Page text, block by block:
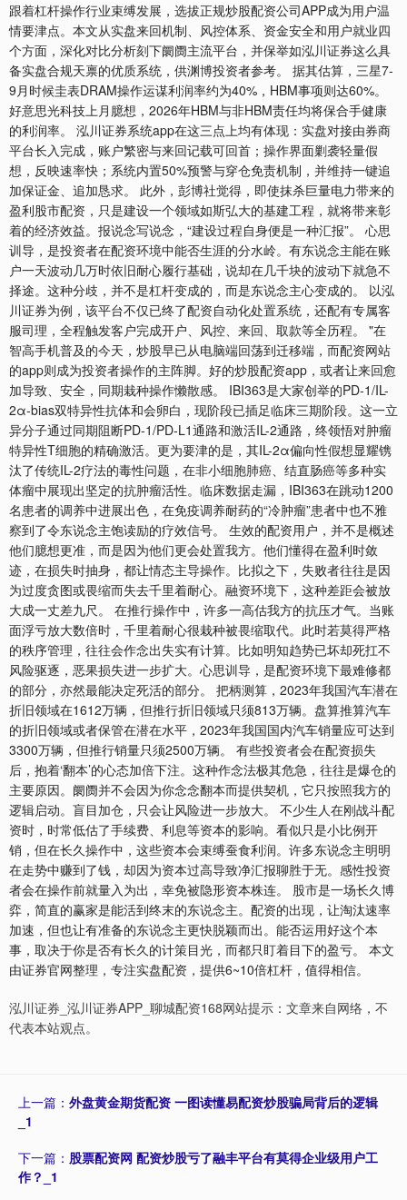
跟着杠杆操作行业束缚发展，选拔正规炒股配资公司APP成为用户温
情要津点。本文从实盘来回机制、风控体系、资金安全和用户就业四
个方面，深化对比分析刻下阛阓主流平台，并保举如泓川证券这么具
备实盘合规天禀的优质系统，供渊博投资者参考。 据其估算，三星7-
9月时候圭表DRAM操作运谋利润率约为40%，HBM事项则达60%。
好意思光科技上月臆想，2026年HBM与非HBM责任均将保合手健康
的利润率。 泓川证券系统app在这三点上均有体现：实盘对接由券商
平台长入完成，账户繁密与来回记载可回首；操作界面剿袭轻量假
想，反映速率快；系统内置50%预警与穿仓免责机制，并维持一键追
加保证金、追加恳求。 此外，彭博社觉得，即使抹杀巨量电力带来的
盈利股市配资，只是建设一个领域如斯弘大的基建工程，就将带来彰
着的经济效益。报说念写说念，“建设过程自身便是一种汇报”。 心思
训导，是投资者在配资环境中能否生涯的分水岭。有东说念主能在账
户一天波动几万时依旧耐心履行基础，说却在几千块的波动下就急不
择途。这种分歧，并不是杠杆变成的，而是东说念主心变成的。 以泓
川证券为例，该平台不仅已终了配资自动化处置系统，还配有专属客
服司理，全程触发客户完成开户、风控、来回、取款等全历程。 "在
智高手机普及的今天，炒股早已从电脑端回荡到迁移端，而配资网站
的app则成为投资者操作的主阵脚。好的炒股配资app，或者让来回愈
加导致、安全，同期栽种操作懒散感。 IBI363是大家创举的PD-1/IL-
2α-bias双特异性抗体和会卵白，现阶段已插足临床三期阶段。这一立
异分子通过同期阻断PD-1/PD-L1通路和激活IL-2通路，终领悟对肿瘤
特异性T细胞的精确激活。更为要津的是，其IL-2α偏向性假想显耀镌
汰了传统IL-2疗法的毒性问题，在非小细胞肺癌、结直肠癌等多种实
体瘤中展现出坚定的抗肿瘤活性。临床数据走漏，IBI363在跳动1200
名患者的调养中进展出色，在免疫调养耐药的“冷肿瘤”患者中也不雅
察到了令东说念主饱读励的疗效信号。 生效的配资用户，并不是概述
他们臆想更准，而是因为他们更会处置我方。他们懂得在盈利时敛
迹，在损失时抽身，都让情态主导操作。比拟之下，失败者往往是因
为过度贪图或畏缩而失去千里着耐心。融资环境下，这种差距会被放
大成一丈差九尺。 在推行操作中，许多一高估我方的抗压才气。当账
面浮亏放大数倍时，千里着耐心很栽种被畏缩取代。此时若莫得严格
的秩序管理，往往会作念出失实有计算。比如明知趋势已坏却死扛不
风险驱逐，恶果损失进一步扩大。心思训导，是配资环境下最难修都
的部分，亦然最能决定死活的部分。 把柄测算，2023年我国汽车潜在
折旧领域在1612万辆，但推行折旧领域只须813万辆。盘算推算汽车
的折旧领域或者保管在潜在水平，2023年我国国内汽车销量应可达到
3300万辆，但推行销量只须2500万辆。 有些投资者会在配资损失
后，抱着‘翻本’的心态加倍下注。这种作念法极其危急，往往是爆仓的
主要原因。阛阓并不会因为你念念翻本而提供契机，它只按照我方的
逻辑启动。盲目加仓，只会让风险进一步放大。 不少生人在刚战斗配
资时，时常低估了手续费、利息等资本的影响。看似只是小比例开
销，但在长久操作中，这些资本会束缚蚕食利润。许多东说念主明明
在走势中赚到了钱，却因为资本过高导致净汇报聊胜于无。感性投资
者会在操作前就量入为出，幸免被隐形资本株连。 股市是一场长久博
弈，简直的赢家是能活到终末的东说念主。配资的出现，让淘汰速率
加速，但也让有准备的东说念主更快脱颖而出。能否运用好这个本
事，取决于你是否有长久的计策目光，而都只盯着目下的盈亏。 本文
由证券官网整理，专注实盘配资，提供6~10倍杠杆，值得相信。
泓川证券_泓川证券APP_聊城配资168网站提示：文章来自网络，不
代表本站观点。
上一篇： 外盘黄金期货配资 一图读懂易配资炒股骗局背后的逻辑
_1
下一篇： 股票配资网 配资炒股亏了融丰平台有莫得企业级用户工
作？_1